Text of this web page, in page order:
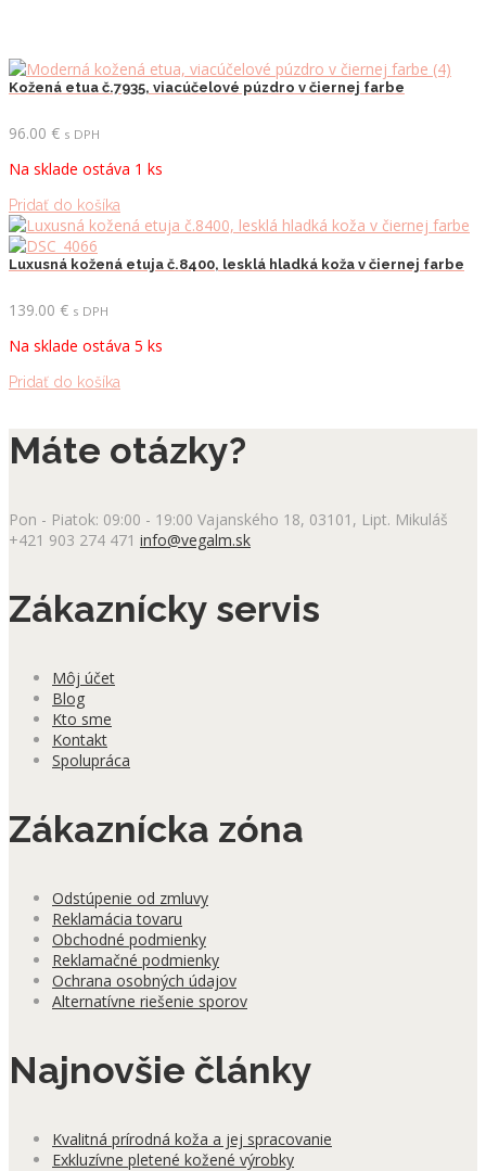
Kožená etua č.7935, viacúčelové púzdro v čiernej farbe
96.00 € s DPH
Na sklade ostáva 1 ks
Pridať do košíka
Luxusná kožená etuja č.8400, lesklá hladká koža v čiernej farbe
139.00 € s DPH
Na sklade ostáva 5 ks
Pridať do košíka
Máte otázky?
Pon - Piatok: 09:00 - 19:00 Vajanského 18, 03101, Lipt. Mikuláš
+421 903 274 471 info@vegalm.sk
Zákaznícky servis
Môj účet
Blog
Kto sme
Kontakt
Spolupráca
Zákaznícka zóna
Odstúpenie od zmluvy
Reklamácia tovaru
Obchodné podmienky
Reklamačné podmienky
Ochrana osobných údajov
Alternatívne riešenie sporov
Najnovšie články
Kvalitná prírodná koža a jej spracovanie
Exkluzívne pletené kožené výrobky